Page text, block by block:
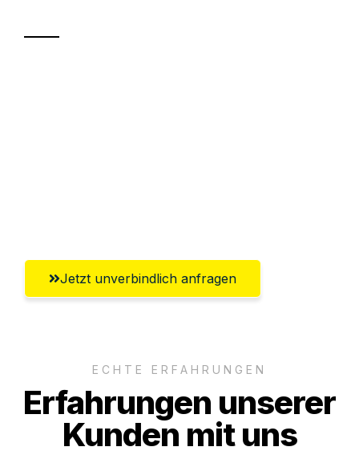
Jetzt unverbindlich anfragen
ECHTE ERFAHRUNGEN
Erfahrungen unserer
Kunden mit uns